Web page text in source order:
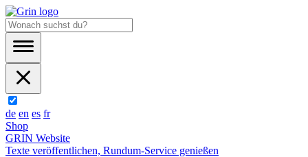
de en es fr
Shop
GRIN Website
Texte veröffentlichen, Rundum-Service genießen